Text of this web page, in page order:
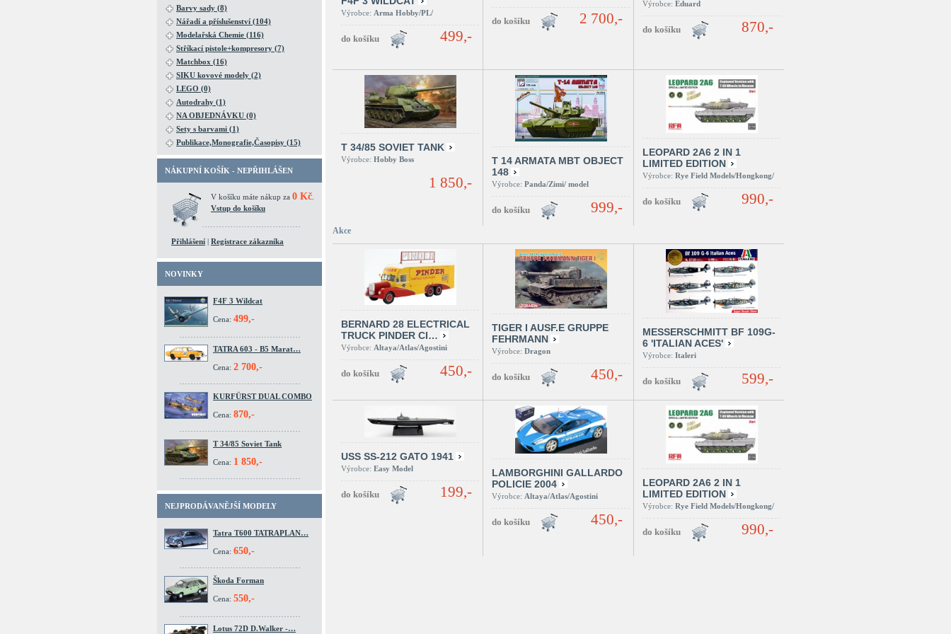
Barvy sady (8)
Nářadí a příslušenství (104)
Modelařská Chemie (116)
Stříkací pistole+kompresory (7)
Matchbox (16)
SIKU kovové modely (2)
LEGO (0)
Autodrahy (1)
NA OBJEDNÁVKU (0)
Sety s barvami (1)
Publikace,Monografie,Časopisy (15)
NÁKUPNÍ KOŠÍK - NEPŘIHLÁŠEN
V košíku máte nákup za 0 Kč
Vstup do košíku
Přihlášení | Registrace zákazníka
NOVINKY
F4F 3 Wildcat
Cena: 499,-
TATRA 603 - B5 Marat…
Cena: 2 700,-
KURFÜRST DUAL COMBO
Cena: 870,-
T 34/85 Soviet Tank
Cena: 1 850,-
NEJPRODÁVANĚJŠÍ MODELY
Tatra T600 TATRAPLAN…
Cena: 650,-
Škoda Forman
Cena: 550,-
Lotus 72D D.Walker -…
Výrobce: Arma Hobby/PL/
499,-
2 700,-
Výrobce: Eduard
870,-
T 34/85 SOVIET TANK
Výrobce: Hobby Boss
1 850,-
T 14 ARMATA MBT OBJECT
148
Výrobce: Panda/Zimi/ model
999,-
LEOPARD 2A6 2 IN 1
LIMITED EDITION
Výrobce: Rye Field Models/Hongkong/
990,-
Akce
BERNARD 28 ELECTRICAL
TRUCK PINDER CI…
Výrobce: Altaya/Atlas/Agostini
450,-
TIGER I AUSF.E GRUPPE
FEHRMANN
Výrobce: Dragon
450,-
MESSERSCHMITT BF 109G-
6 'ITALIAN ACES'
Výrobce: Italeri
599,-
USS SS-212 GATO 1941
Výrobce: Easy Model
199,-
LAMBORGHINI GALLARDO
POLICIE 2004
Výrobce: Altaya/Atlas/Agostini
450,-
LEOPARD 2A6 2 IN 1
LIMITED EDITION
Výrobce: Rye Field Models/Hongkong/
990,-